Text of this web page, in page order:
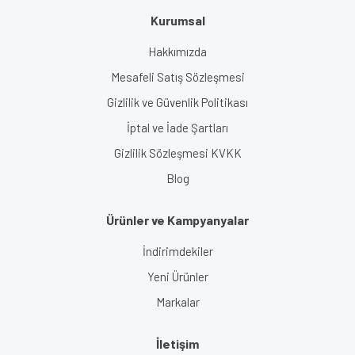
Kurumsal
Hakkımızda
Mesafeli Satış Sözleşmesi
Gizlilik ve Güvenlik Politikası
İptal ve İade Şartları
Gizlilik Sözleşmesi KVKK
Blog
Ürünler ve Kampyanyalar
İndirimdekiler
Yeni Ürünler
Markalar
İletişim